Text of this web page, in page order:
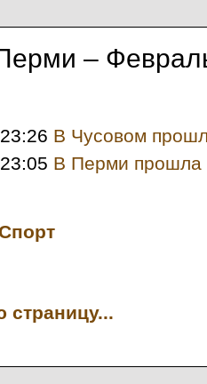
–
В Чусовом
В Перми прошла
страницу...